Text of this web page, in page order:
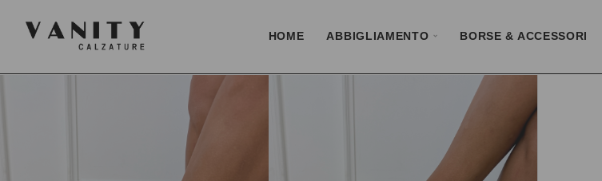
HOME ABBIGLIAMENTO BORSE & ACCESSORI